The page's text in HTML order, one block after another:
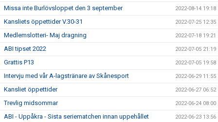
Missa inte Burlövsloppet den 3 september 2022-08-14 19:18
Kansliets öppettider V.30-31 2022-07-25 12:35
Medlemslotteri- Maj dragning 2022-07-18 19:21
ABI tipset 2022 2022-07-05 21:19
Grattis P13 2022-07-05 19:58
Intervju med vår A-lagstränare av Skånesport 2022-06-29 11:55
Kansliet öppettider 2022-06-27 06:52
Trevlig midsommar 2022-06-24 08:00
ABI - Uppåkra - Sista seriematchen innan uppehållet 2022-06-23 13:56